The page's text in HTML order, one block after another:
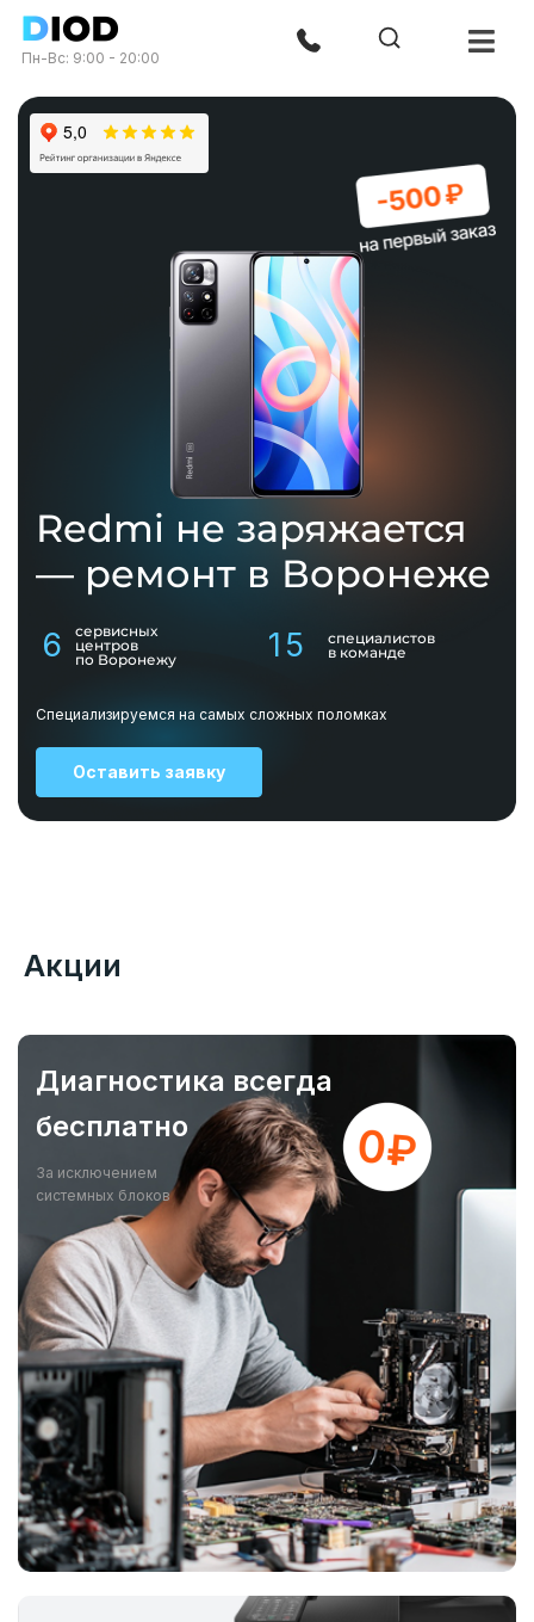
Пн-Вс: 9:00 - 20:00
Redmi не заряжается
— ремонт в Воронеже
6
сервисных
центров
по Воронежу
15
специалистов
в команде
Специализируемся на самых сложных поломках
Оставить заявку
Акции
Диагностика всегда
бесплатно
За исключением
системных блоков